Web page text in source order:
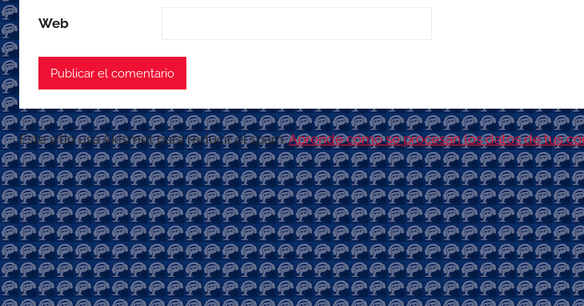
Web
Este sitio usa Akismet para reducir el spam.Aprende cómo se procesan los datos de tus